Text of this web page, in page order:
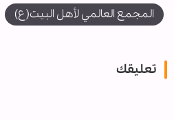
المجمع العالمي لأهل البيت(ع)
تعليقك